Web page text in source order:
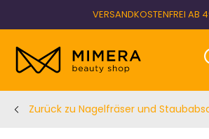
VERSANDKOSTENFREI AB
Zurück zu Nagelfräser und